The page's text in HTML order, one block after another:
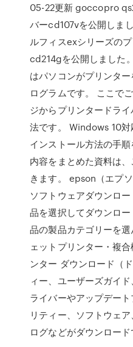
05-22更新 goccopro
バーcd107vを公開しま
ルフィスexシリーズの
cd214gを公開しました
はパソコンがプリンタ
ログラムです。 ここで
ジからプリンタードラ
法です。 Windows 10
インストール方法の手
内容をまとめた資料は
きます。 epson（エプ
ソフトウェアダウンロ
品を選択してダウンロ
品の製品カテゴリーを
ェットプリンター・複
ンター ダウンロード（
ィー、ユーザーズガイ
ライバーやアップデー
リティー、ソフトウェ
ログなどがダウンロード